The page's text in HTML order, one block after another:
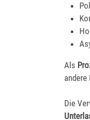
Als
Die